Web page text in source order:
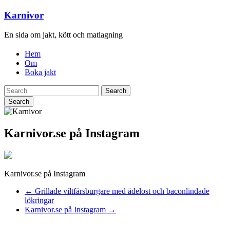
Karnivor
En sida om jakt, kött och matlagning
Hem
Om
Boka jakt
Search
Karnivor.se på Instagram
Karnivor.se på Instagram
← Grillade viltfärsburgare med ädelost och baconlindade
lökringar
Karnivor.se på Instagram →